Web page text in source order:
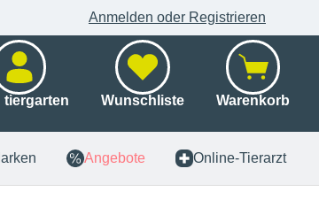
Anmelden oder Registrieren
tiergarten Wunschliste Warenkorb
Angebote Online-Tierarzt